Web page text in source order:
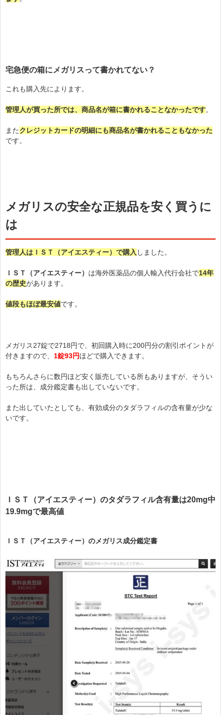
宅急便の箱にメガリスって書かれてない？
これも購入先によります。
管理人が買った所では、商品名が箱に書かれることなかったです。
またクレジットカードの明細にも商品名が書かれることもなかった
です。
メガリスの安全な正規品を安く買うに
は
管理人はＩＳＴ（アイエスティー）で購入 しました。
ＩＳＴ（アイエスティー） は海外医薬品の個人輸入代行会社で14年
の歴史があります。
値段もほぼ最安値です。
メガリス27錠で2718円で、初回購入時に200円分の割引ポイントが
付きますので、 1錠93円ほどで購入できます。
もちろんさらに数円ほど安く販売している所もありますが、そうい
った所は、成分鑑定書も出していないです。
また出していたとしても、有効成分のタダラフィルの含有量が少な
いです。
ＩＳＴ（アイエスティー）のタダラフィル含有量は20mg中
19.9mgで最高値
ＩＳＴ（アイエスティー）のメガリス成分鑑定書